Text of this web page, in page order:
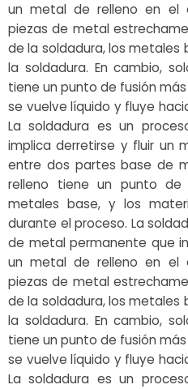
un metal de relleno en el
piezas de metal
de la soldadura, los metales
la soldadura. En cambio,
tiene un punto de fusión
se vuelve líquido y fluye
La soldadura es un
implica derretirse y fluir un
entre dos partes base de
relleno tiene un punto
metales base, y los
durante el proceso. La
de metal permanente que
un metal de relleno en el
piezas de metal
de la soldadura, los metales
la soldadura. En cambio,
tiene un punto de fusión
se vuelve líquido y fluye
La soldadura es un